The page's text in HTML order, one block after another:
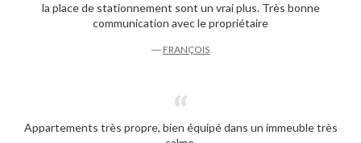
la place de stationnement sont un vrai plus. Très bonne
communication avec le propriétaire
― FRANÇOIS
Appartements très propre, bien équipé dans un immeuble très